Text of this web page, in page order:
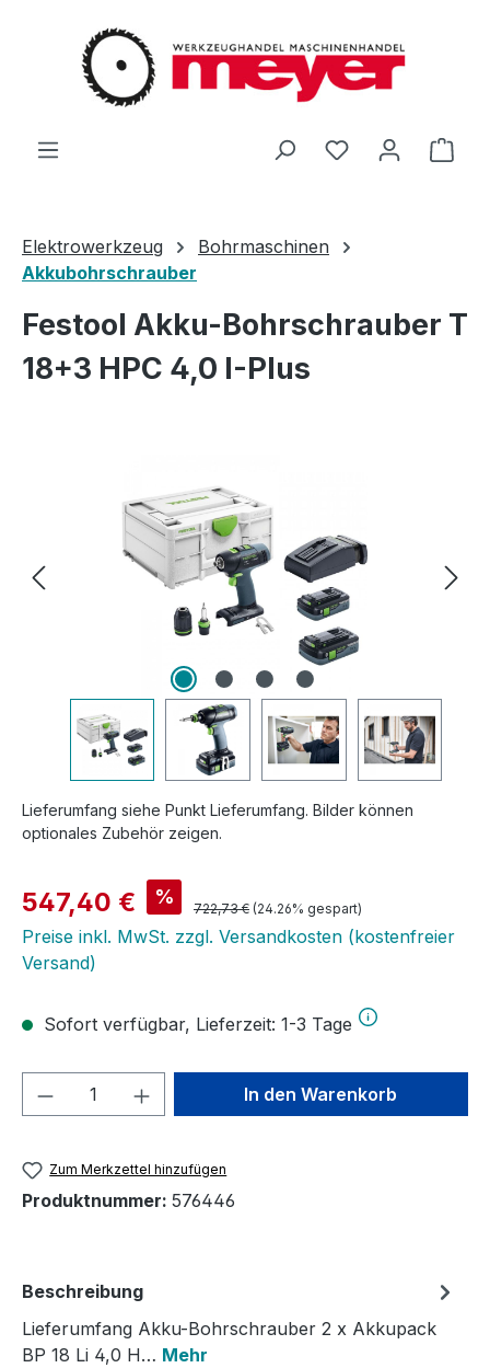
Zum Hauptinhalt springen
Du hast 0
Elektrowerkzeug
Bohrmaschinen
Akkubohrschrauber
Festool Akku-Bohrschrauber T
18+3 HPC 4,0 I-Plus
Lieferumfang siehe Punkt Lieferumfang. Bilder können
optionales Zubehör zeigen.
Verkaufspreis:
547,40 € % Regulärer Preis:
722,73 € (24.26% gespart)
Preise inkl. MwSt. zzgl. Versandkosten (kostenfreier
Versand)
Sofort verfügbar, Lieferzeit: 1-3 Tage
Produkt Anzahl: Gib denIn den Warenkorb
Zum Merkzettel hinzufügen
Produktnummer: 576446
Beschreibung
Lieferumfang Akku-Bohrschrauber 2 x Akkupack
BP 18 Li 4,0 H… Mehr